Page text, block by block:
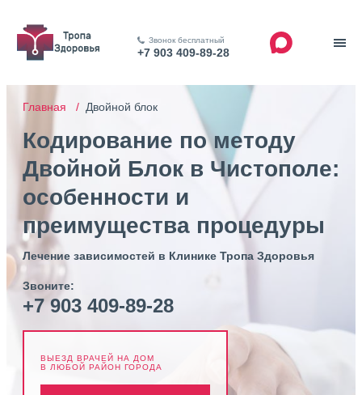
Звонок бесплатный
+7 903 409-89-28
Главная / Двойной блок
Кодирование по методу
Двойной Блок в Чистополе:
особенности и
преимущества процедуры
Лечение зависимостей в Клинике Тропа Здоровья
Звоните:
+7 903 409-89-28
ВЫЕЗД ВРАЧЕЙ НА ДОМ
В ЛЮБОЙ РАЙОН ГОРОДА